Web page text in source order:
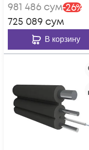
981 486 сум-26%
725 089 сум
В корзину